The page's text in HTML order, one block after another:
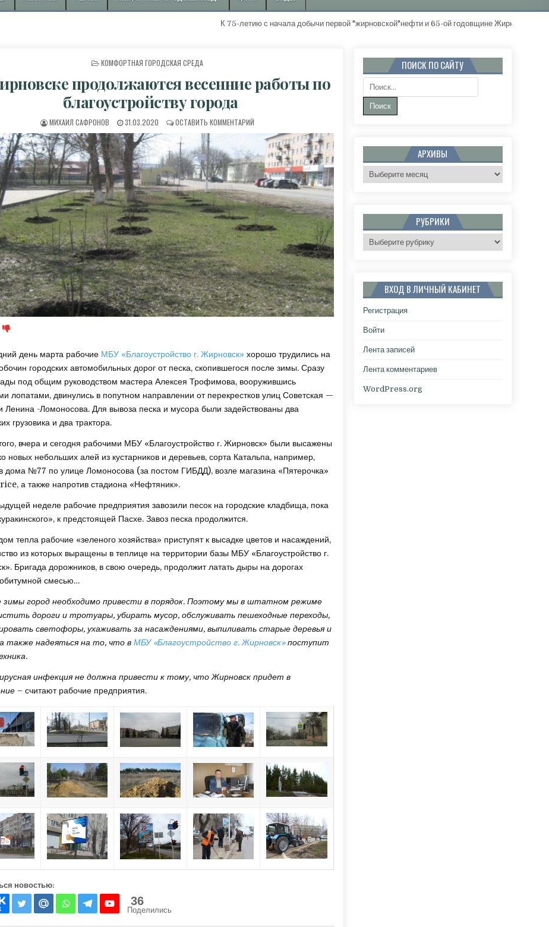
К 75-летию с начала добычи первой "жирновской"нефти и 65-ой годовщине
ОПУБЛИКОВАНО В
КОМФОРТНАЯ ГОРОДСКАЯ СРЕДА
продолжаются весенние работы по
благоустройству города
АВТОР:
МИХАИЛ САФРОНОВ ДАТА ПУБЛИКАЦИИ:
31.03.2020 ОСТАВИТЬ КОММЕНТАРИЙ
день марта рабочие МБУ «Благоустройство г. Жирновск» хорошо трудились на
городских автомобильных дорог от песка, скопившегося после зимы. Сразу
под общим руководством мастера Алексея Трофимова, вооружившись
лопатами, двинулись в попутном направлении от перекрестков улиц Советская —
Ленина -Ломоносова. Для вывоза песка и мусора были задействованы два
грузовика и два трактора.
вчера и сегодня рабочими МБУ «Благоустройство г. Жирновск» были высажены
новых небольших алей из кустарников и деревьев, сорта Катальпа, например,
дома №77 по улице Ломоносова (за постом ГИБДД), возле магазина «Пятерочка»
а также напротив стадиона «Нефтяник».
неделе рабочие предприятия завозили песок на городские кладбища, пока
к предстоящей Пасхе. Завоз песка продолжится.
тепла рабочие «зеленого хозяйства» приступят к высадке цветов и насаждений,
из которых выращены в теплице на территории базы МБУ «Благоустройство г.
Бригада дорожников, в свою очередь, продолжит латать дыры на дорогах
смесью…
зимы город необходимо привести в порядок. Поэтому мы в штатном режиме
дороги и тротуары, убирать мусор, обслуживать пешеходные переходы,
светофоры, ухаживать за насаждениями, выпиливать старые деревья и
а также надеяться на то, что вМБУ «Благоустройство г. Жирновск»поступит
инфекция не должна привести к тому, что Жирновск придет в
– считают рабочие предприятия.
новостью:
36
Поделились
ПОИСК ПО САЙТУ
Поиск:
АРХИВЫ
Архивы
РУБРИКИ
Рубрики
ВХОД В ЛИЧНЫЙ КАБИНЕТ
Регистрация
Войти
Лента записей
Лента комментариев
WordPress.org